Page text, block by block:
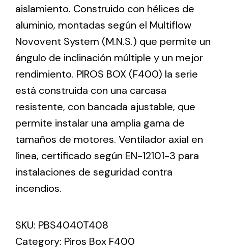
Ventilation
The incorporation of Novovent into the group
meant a greater offer of ventilation products for
different uses
Iluminación Solar
Variedad de soluciones solares para todo tipo
de necesidades.
aislamiento. Construido con hélices de
aluminio, montadas según el Multiflow
Novovent System (M.N.S.) que permite un
ángulo de inclinación múltiple y un mejor
rendimiento. PIROS BOX (F400) la serie
está construida con una carcasa
resistente, con bancada ajustable, que
permite instalar una amplia gama de
tamaños de motores. Ventilador axial en
línea, certificado según EN-12101-3 para
instalaciones de seguridad contra
incendios.
SKU: PBS4040T408
Category: Piros Box F400